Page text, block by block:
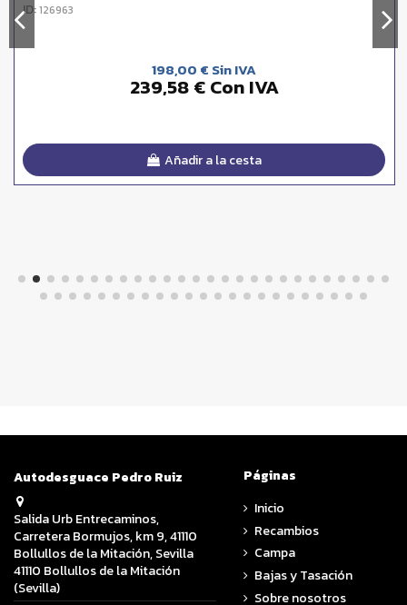
ID:126963
198,00 € Sin IVA
239,58 € Con IVA
Añadir a la cesta
Autodesguace Pedro Ruiz
Salida Urb Entrecaminos,
Carretera Bormujos, km 9, 41110
Bollullos de la Mitación, Sevilla
41110 Bollullos de la Mitación
(Sevilla)
Páginas
Inicio
Recambios
Campa
Bajas y Tasación
Sobre nosotros